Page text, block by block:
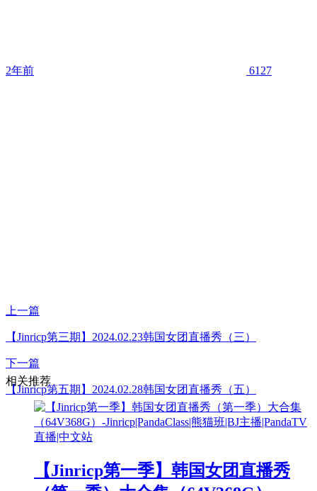
2年前 6127
上一篇
【Jinricp第三期】2024.02.23韩国女团直播秀（三）
下一篇
【Jinricp第五期】2024.02.28韩国女团直播秀（五）
相关推荐
【Jinricp第一季】韩国女团直播秀